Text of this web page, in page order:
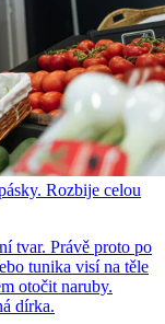
Rozbije celou
tvar. Právě proto po
tunika visí na těle
otočit naruby.
dírka.